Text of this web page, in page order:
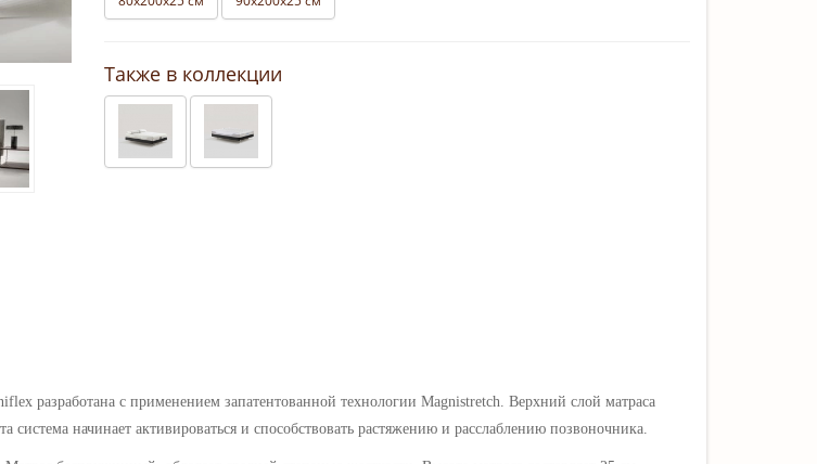
Также в коллекции
разработана с применением запатентованной технологии Magnistretch. Верхний слой матраса
система начинает активироваться и способствовать растяжению и расслаблению позвоночника.